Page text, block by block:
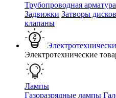
Трубопроводная арматура
Задвижки Затворы
клапаны
Электротехнические
Лампы
Газоразрядные лампы